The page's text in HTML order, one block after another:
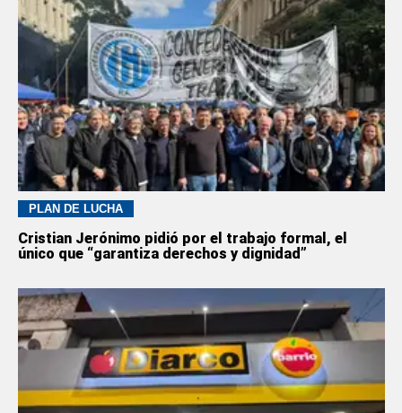
PLAN DE LUCHA
Cristian Jerónimo pidió por el trabajo formal, el
único que “garantiza derechos y dignidad”